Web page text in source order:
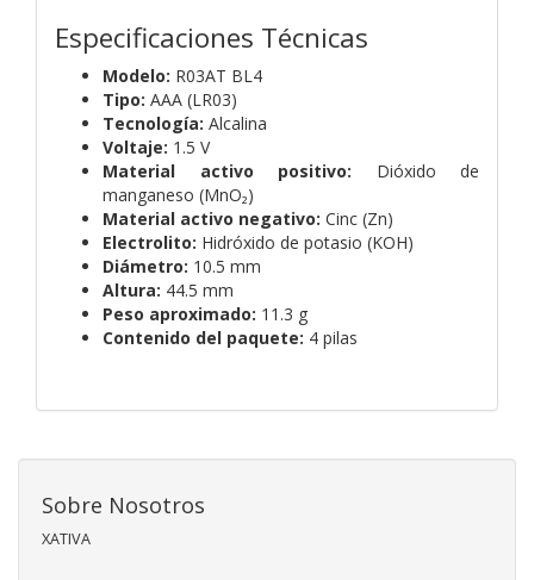
Especificaciones Técnicas
Modelo: R03AT BL4
Tipo: AAA (LR03)
Tecnología: Alcalina
Voltaje: 1.5 V
Material activo positivo: Dióxido de
manganeso (MnO₂)
Material activo negativo: Cinc (Zn)
Electrolito: Hidróxido de potasio (KOH)
Diámetro: 10.5 mm
Altura: 44.5 mm
Peso aproximado: 11.3 g
Contenido del paquete: 4 pilas
Sobre Nosotros
XATIVA